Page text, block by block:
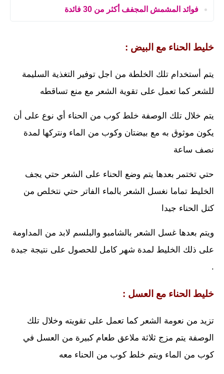
فوائد المشمش المجفف أكثر من 30 فائدة
خليط الحناء مع البيض :
يتم أستخدام تلك الخلطة من اجل توفير التغذية السليمة
للشعر كما تعمل على تقوية الشعر مع منع تساقطه
يتم خلال تلك الوصفة خلط كوب من الحناء أي نوع على أن
يكون موثوق به مع بيضتان وكوب من الماء ونتركها لمدة
نصف ساعة
حتي تختمر بعدها يتم وضع الحناء على الشعر حتي يجف
الخليط تماما نغسل الشعر بالماء الفاتر حتي نتخلص من
كتل الحناء جيدا
ويتم بعدها غسل الشعر بالشامبو والبلسم لابد من المداومة
على ذلك الخليط لمدة شهر كامل للحصول على نتيجة جيدة
.
خليط الحناء مع العسل :
تزيد من نعومة الشعر كما تعمل على تقويته وخلال تلك
الوصفة يتم مزج ثلاثة ملاعق طعام كبيرة من العسل في
كوب من الماء ويتم خلط كوب من الحناء معه